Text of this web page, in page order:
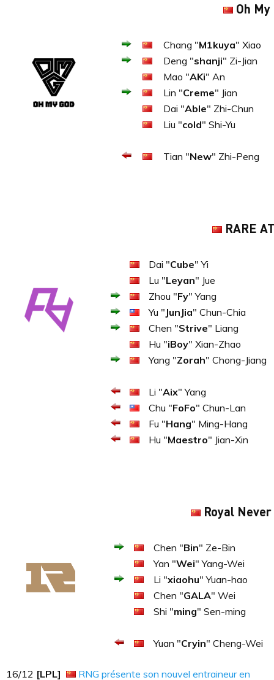
Oh My
Chang "M1kuya" Xiao
Deng "shanji" Zi-Jian
Mao "AKi" An
Lin "Creme" Jian
Dai "Able" Zhi-Chun
Liu "cold" Shi-Yu
Tian "New" Zhi-Peng
RARE
Dai "Cube" Yi
Lu "Leyan" Jue
Zhou "Fy" Yang
Yu " JunJia" Chun-Chia
Chen "Strive" Liang
Hu "iBoy" Xian-Zhao
Yang "Zorah" Chong-Jiang
Li "Aix" Yang
Chu "FoFo" Chun-Lan
Fu "Hang" Ming-Hang
Hu "Maestro" Jian-Xin
Royal Never
Chen "Bin" Ze-Bin
Yan "Wei" Yang-Wei
Li "xiaohu" Yuan-hao
Chen "GALA" Wei
Shi "ming" Sen-ming
Yuan "Cryin" Cheng-Wei
16​​​/12 [LPL] RNG présente son nouvel entraineur en